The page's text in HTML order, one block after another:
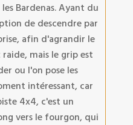
Bardenas. Ayant du
de descendre par
afin d'agrandir le
mais le grip est
ou l'on pose les
intéressant, car
4x4, c'est un
vers le fourgon, qui